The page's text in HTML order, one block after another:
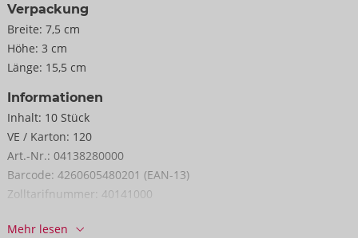
Verpackung
Breite: 7,5 cm
Höhe: 3 cm
Länge: 15,5 cm
Informationen
Inhalt: 10 Stück
VE / Karton: 120
Art.-Nr.: 04138280000
Barcode: 4260605480201 (EAN-13)
Zolltarifnummer: 40141000
Mehr lesen